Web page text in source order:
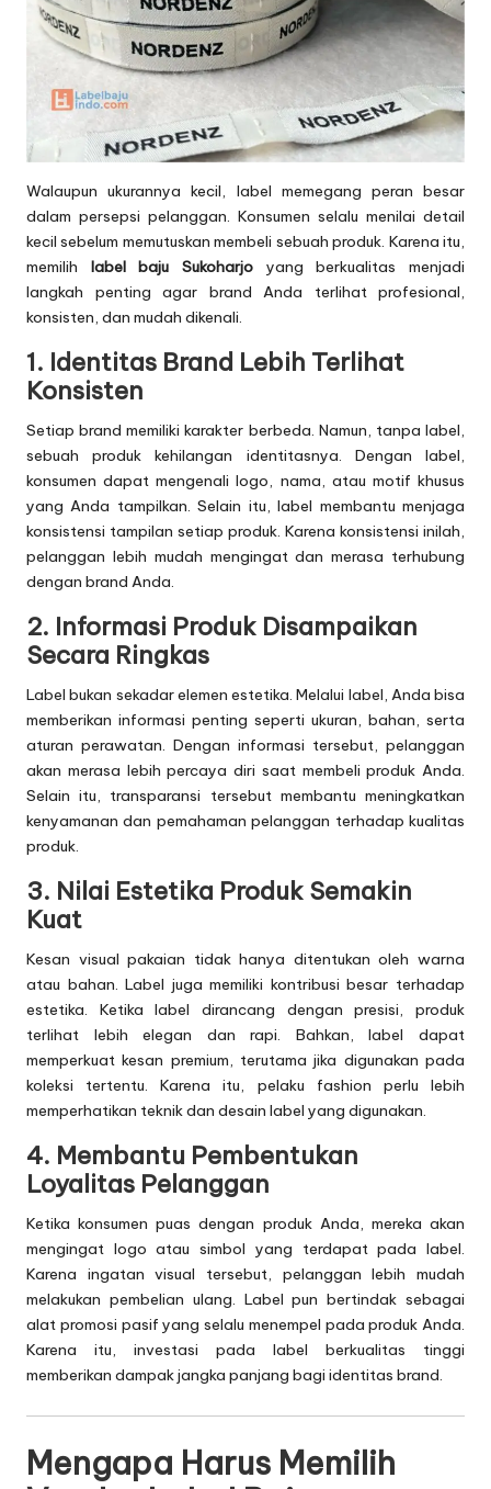
Walaupun ukurannya kecil, label memegang peran besar
dalam persepsi pelanggan. Konsumen selalu menilai detail
kecil sebelum memutuskan membeli sebuah produk. Karena itu,
memilih label baju Sukoharjo yang berkualitas menjadi
langkah penting agar brand Anda terlihat profesional,
konsisten, dan mudah dikenali.
1. Identitas Brand Lebih Terlihat
Konsisten
Setiap brand memiliki karakter berbeda. Namun, tanpa label,
sebuah produk kehilangan identitasnya. Dengan label,
konsumen dapat mengenali logo, nama, atau motif khusus
yang Anda tampilkan. Selain itu, label membantu menjaga
konsistensi tampilan setiap produk. Karena konsistensi inilah,
pelanggan lebih mudah mengingat dan merasa terhubung
dengan brand Anda.
2. Informasi Produk Disampaikan
Secara Ringkas
Label bukan sekadar elemen estetika. Melalui label, Anda bisa
memberikan informasi penting seperti ukuran, bahan, serta
aturan perawatan. Dengan informasi tersebut, pelanggan
akan merasa lebih percaya diri saat membeli produk Anda.
Selain itu, transparansi tersebut membantu meningkatkan
kenyamanan dan pemahaman pelanggan terhadap kualitas
produk.
3. Nilai Estetika Produk Semakin
Kuat
Kesan visual pakaian tidak hanya ditentukan oleh warna
atau bahan. Label juga memiliki kontribusi besar terhadap
estetika. Ketika label dirancang dengan presisi, produk
terlihat lebih elegan dan rapi. Bahkan, label dapat
memperkuat kesan premium, terutama jika digunakan pada
koleksi tertentu. Karena itu, pelaku fashion perlu lebih
memperhatikan teknik dan desain label yang digunakan.
4. Membantu Pembentukan
Loyalitas Pelanggan
Ketika konsumen puas dengan produk Anda, mereka akan
mengingat logo atau simbol yang terdapat pada label.
Karena ingatan visual tersebut, pelanggan lebih mudah
melakukan pembelian ulang. Label pun bertindak sebagai
alat promosi pasif yang selalu menempel pada produk Anda.
Karena itu, investasi pada label berkualitas tinggi
memberikan dampak jangka panjang bagi identitas brand.
Mengapa Harus Memilih